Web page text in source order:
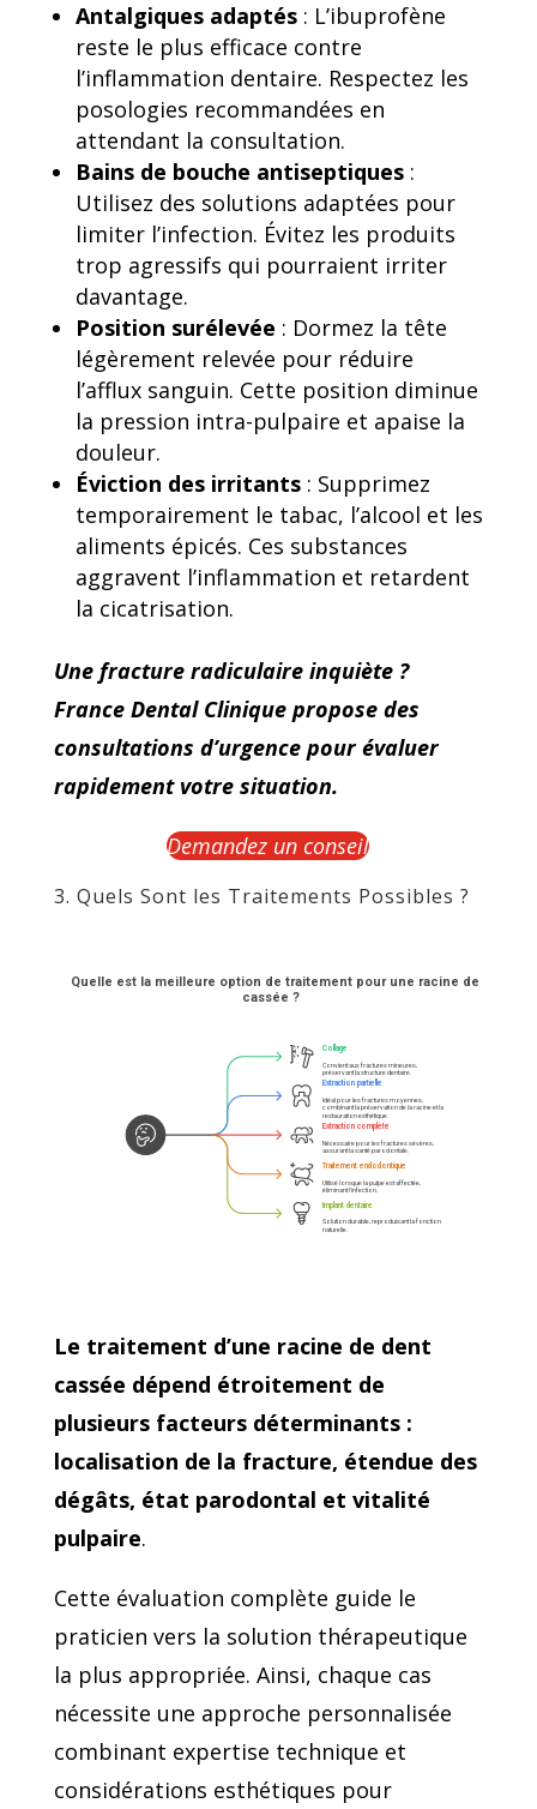
Antalgiques adaptés: L’ibuprofène
reste le plus efficace contre
l’inflammation dentaire. Respectez les
posologies recommandées en
attendant la consultation.
Bains de bouche antiseptiques:
Utilisez des solutions adaptées pour
limiter l’infection. Évitez les produits
trop agressifs qui pourraient irriter
davantage.
Position surélevée : Dormez la tête
légèrement relevée pour réduire
l’afflux sanguin. Cette position diminue
la pression intra-pulpaire et apaise la
douleur.
Éviction des irritants: Supprimez
temporairement le tabac, l’alcool et les
aliments épicés. Ces substances
aggravent l’inflammation et retardent
la cicatrisation.
Une fracture radiculaire inquiète ?
France Dental Clinique propose des
consultations d’urgence pour évaluer
rapidement votre situation.
Demandez un conseil
3. Quels Sont les Traitements Possibles ?
Extraction partielle
Idéal pour les fractures moyennes,
combinant la préservation de la racine et la
restauration esthétique.
Convient aux fractures mineures,
préservant la structure dentaire.
Extraction complète
Collage
Quelle est la meilleure option de traitement pour une racine de dent
cassée ?
Nécessaire pour les fractures sévères,
assurant la santé parodontale.
Traitement endodontique
Utilisé lorsque la pulpe est affectée,
éliminant l'infection.
Solution durable, reproduisant la fonction
naturelle.
Implant dentaire
Le traitement d’une racine de dent
cassée dépend étroitement de
plusieurs facteurs déterminants :
localisation de la fracture, étendue des
dégâts, état parodontal et vitalité
pulpaire.
Cette évaluation complète guide le
praticien vers la solution thérapeutique
la plus appropriée. Ainsi, chaque cas
nécessite une approche personnalisée
combinant expertise technique et
considérations esthétiques pour